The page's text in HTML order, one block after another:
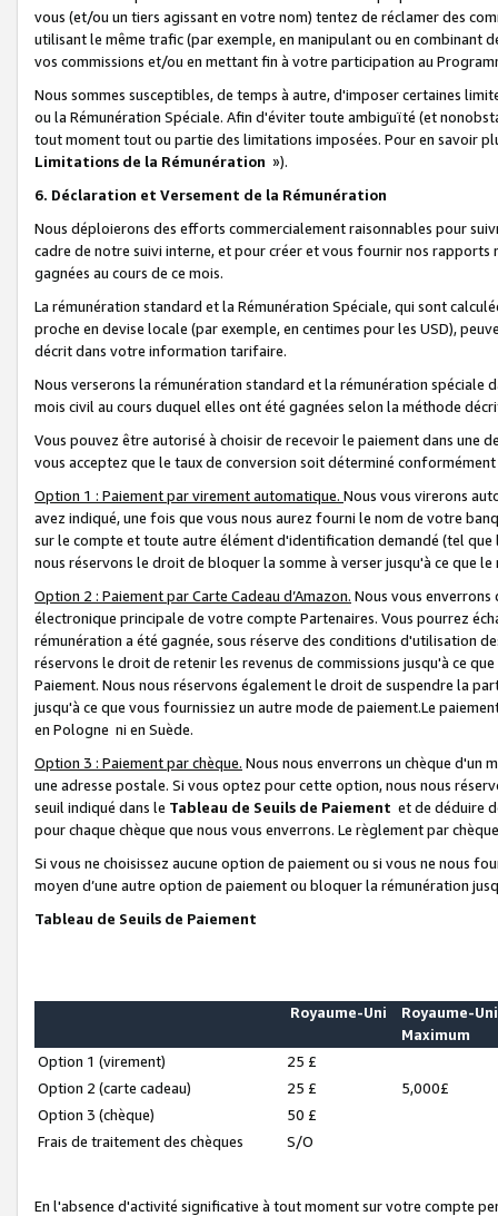
vous (et/ou un tiers agissant en votre nom) tentez de réclamer des
utilisant le même trafic (par exemple, en manipulant ou en combinant
vos commissions et/ou en mettant fin à votre participation au
Nous sommes susceptibles, de temps à autre, d'imposer certaines
ou la Rémunération Spéciale. Afin d'éviter toute ambiguïté (et
tout moment tout ou partie des limitations imposées. Pour en savoir
Limitations de la Rémunération »).
6. Déclaration et Versement de la Rémunération
Nous déploierons des efforts commercialement raisonnables pour
cadre de notre suivi interne, et pour créer et vous fournir nos
gagnées au cours de ce mois.
La rémunération standard et la Rémunération Spéciale, qui sont
proche en devise locale (par exemple, en centimes pour les USD),
décrit dans votre information tarifaire.
Nous verserons la rémunération standard et la rémunération spéciale
mois civil au cours duquel elles ont été gagnées selon la méthode
Vous pouvez être autorisé à choisir de recevoir le paiement dans une
vous acceptez que le taux de conversion soit déterminé
Option 1 : Paiement par virement automatique. Nous vous virerons
avez indiqué, une fois que vous nous aurez fourni le nom de votre
sur le compte et toute autre élément d'identification demandé (tel que
nous réservons le droit de bloquer la somme à verser jusqu'à ce que
Option 2 : Paiement par Carte Cadeau d’Amazon. Nous vous
électronique principale de votre compte Partenaires. Vous pourrez
rémunération a été gagnée, sous réserve des conditions d'utilisation
réservons le droit de retenir les revenus de commissions jusqu'à ce
Paiement. Nous nous réservons également le droit de suspendre la
jusqu'à ce que vous fournissiez un autre mode de paiement.Le
en Pologne ni en Suède.
Option 3 : Paiement par chèque. Nous nous enverrons un chèque d'un
une adresse postale. Si vous optez pour cette option, nous nous
seuil indiqué dans le Tableau de Seuils de Paiement et de déduire
pour chaque chèque que nous vous enverrons. Le règlement par
Si vous ne choisissez aucune option de paiement ou si vous ne nous
moyen d’une autre option de paiement ou bloquer la rémunération
Tableau de Seuils de Paiement
Royaume-Uni
Royaume-Uni
Maximum
Option 1 (virement)
25 £
Option 2 (carte cadeau)
25 £
5,000£
Option 3 (chèque)
50 £
Frais de traitement des chèques
S/O
En l'absence d'activité significative à tout moment sur votre compte